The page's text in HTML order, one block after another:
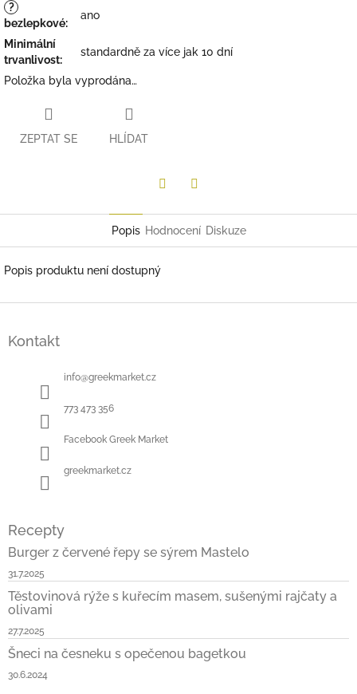
?
bezlepkové:
ano
Minimální
trvanlivost:
standardně za více jak 10 dní
Položka byla vyprodána…
ZEPTAT SE HLÍDAT
Popis Hodnocení Diskuze
Popis produktu není dostupný
Kontakt
info@greekmarket.cz
773 473 356
Facebook Greek Market
greekmarket.cz
Recepty
Burger z červené řepy se sýrem Mastelo
31.7.2025
Těstovinová rýže s kuřecím masem, sušenými rajčaty a
olivami
27.7.2025
Šneci na česneku s opečenou bagetkou
30.6.2024